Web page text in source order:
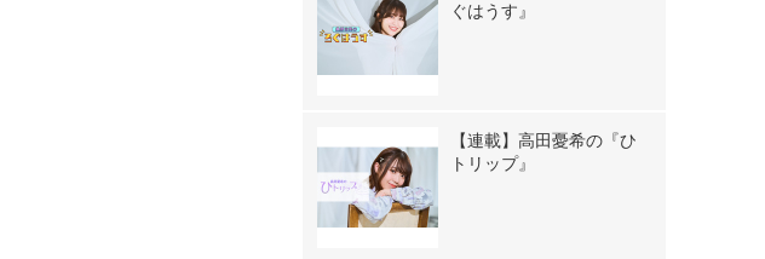
ぐはうす』
【連載】高田憂希の『ひ
トリップ』